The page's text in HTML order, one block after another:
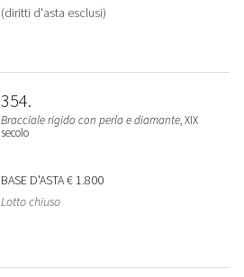
(diritti d'asta esclusi)
354
Bracciale rigido con perla e diamante, XIX
secolo
BASE D'ASTA€ 1.800
Lotto chiuso